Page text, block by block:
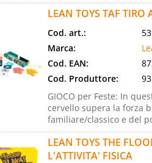
LEAN TOYS TAF
Cod. art.:
Marca:
Cod. EAN:
Cod. Produttore:
GIOCO per Feste: In
cervello supera la forza
familiare/classico e del
LEAN TOYS THE
L'ATTIVITA' FISICA